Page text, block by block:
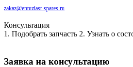
zakaz@entuziast-spares.ru
Консультация
1. Подобрать запчасть 2. Узнать о
Заявка на консультацию